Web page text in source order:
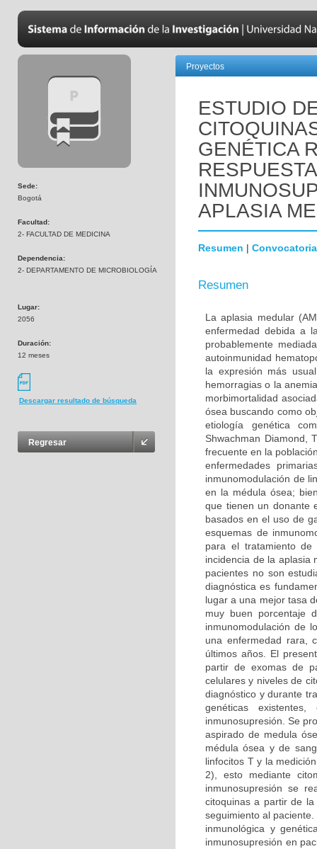
Sede:
Bogotá
Facultad:
2- FACULTAD DE MEDICINA
Dependencia:
2- DEPARTAMENTO DE MICROBIOLOGÍA
Lugar:
2056
Duración:
12 meses
Descargar resultado de búsqueda
Regresar
Proyectos
ESTUDIO
GENÉTICA
APLASIA
Resumen | Convocatoria
Resumen
La aplasia medular
enfermedad debida a
probablemente
autoinmunidad
la expresión más
hemorragias o la
morbimortalidad
ósea buscando como
etiología genética
Shwachman Diamond,
frecuente en la
enfermedades
inmunomodulación de
en la médula ósea;
que tienen un donante
basados en el uso de
esquemas de
para el tratamiento de
incidencia de la aplasia
pacientes no son
diagnóstica es
lugar a una mejor tasa
muy buen porcentaje
inmunomodulación de
una enfermedad rara,
últimos años. El
partir de exomas de
celulares y niveles de
diagnóstico y durante
genéticas
inmunosupresión. Se
aspirado de medula
médula ósea y de
linfocitos T y la
2), esto mediante
inmunosupresión se
citoquinas a partir de
seguimiento al
inmunológica y
inmunosupresión en